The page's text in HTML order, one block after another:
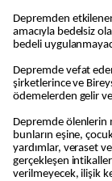
Depremden
amacıyla bedelsiz
bedeli
Depremde vefat
şirketlerince ve
ödemelerden gelir
Depremde ölenlerin
bunların eşine,
yardımlar, veraset
gerçekleşen
verilmeyecek, ilişik